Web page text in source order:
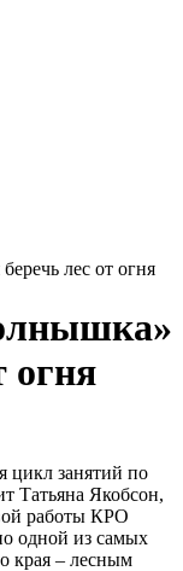
лес от огня
огня
цикл занятий по
Татьяна Якобсон,
работы КРО
одной из самых
края – лесным